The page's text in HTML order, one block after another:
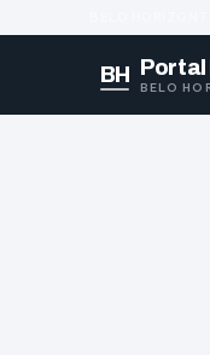
BH
BELO